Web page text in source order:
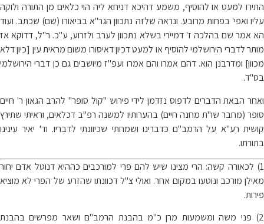
התירו למעט או להוסיף, משמע דהיכא דניחא ליה הוי כלאים מן התורה ולוקה
עליו ואפי' בפחות מרובע. ונראה שלזה נתכוון הגר"א בביאורו (שם) שכתב. ועוד
הא אמר שם בהלכה ז' דמיירי בשלא נתכוון לערב ולזרוע, ע"כ. ר"ל, דדוקא אז
מותר לדברי הירושלמי להוסיף או למעט דכיון דאיסורו משום מראית עין [כיון דלא
מכוון] ומדרבנן הוא. דהם אמרו והם אמרו ועפ"ז מיושבים גם כן דברי הירושלמי
בס"ד.
ואחר הבאת הדברים לדפוס נזדמן לידי פירוש "קול סופר" להרב הגאון ר' חיים
סופר (מחבר שו"ת מחנה חיים) בהערותיו למשנה רפ"ב דכלאים, וראיתי שתירץ
קושית רע"א על הרמב"ם כדברינו ושמחתי שכיוונתי לדבריו. וד' יאיר עינינו
בתורתו.
1) לכאורה קשה: הרי מצינו שיש להם פרי למורכבים כההיא דנוטל אדם יחור
מאילן מורכב ונוטעו במקום אחר. ואולי צ"ל דכוונתו שהזרע של הפרי לא מוציא
פירות.
2) פני משה ומשמעות מרן כ"מ בהבנת הרמב"ם ושאר מפרשים בהבנת